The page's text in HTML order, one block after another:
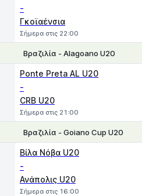
-
Γκοϊαένσια
Σήμερα στις 22:00
Βραζιλία - Alagoano U20
Ponte Preta AL U20
-
CRB U20
Σήμερα στις 21:00
Βραζιλία - Goiano Cup U20
Βίλα Νόβα U20
-
Ανάπολις U20
Σήμερα στις 16:00